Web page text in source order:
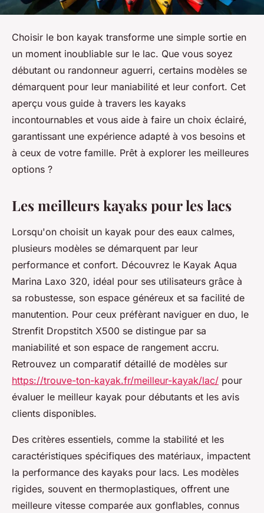
Choisir le bon kayak transforme une simple sortie en
un moment inoubliable sur le lac. Que vous soyez
débutant ou randonneur aguerri, certains modèles se
démarquent pour leur maniabilité et leur confort. Cet
aperçu vous guide à travers les kayaks
incontournables et vous aide à faire un choix éclairé,
garantissant une expérience adapté à vos besoins et
à ceux de votre famille. Prêt à explorer les meilleures
options ?
Les meilleurs kayaks pour les lacs
Lorsqu'on choisit un kayak pour des eaux calmes,
plusieurs modèles se démarquent par leur
performance et confort. Découvrez le Kayak Aqua
Marina Laxo 320, idéal pour ses utilisateurs grâce à
sa robustesse, son espace généreux et sa facilité de
manutention. Pour ceux préfèrant naviguer en duo, le
Strenfit Dropstitch X500 se distingue par sa
maniabilité et son espace de rangement accru.
Retrouvez un comparatif détaillé de modèles sur
https://trouve-ton-kayak.fr/meilleur-kayak/lac/ pour
évaluer le meilleur kayak pour débutants et les avis
clients disponibles.
Des critères essentiels, comme la stabilité et les
caractéristiques spécifiques des matériaux, impactent
la performance des kayaks pour lacs. Les modèles
rigides, souvent en thermoplastiques, offrent une
meilleure vitesse comparée aux gonflables, connus